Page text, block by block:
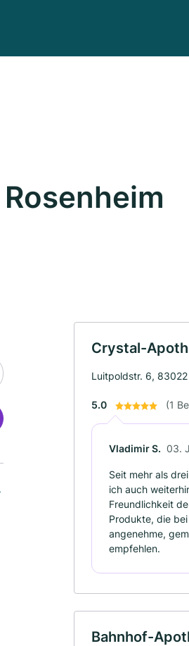
Crystal-
Luitpoldstr. 6, 83022
5.0 (1
Vladimir S. 03.
Seit mehr als
ich auch
Freundlichkeit
Produkte, die
angenehme,
empfehlen.
Bahnhof-